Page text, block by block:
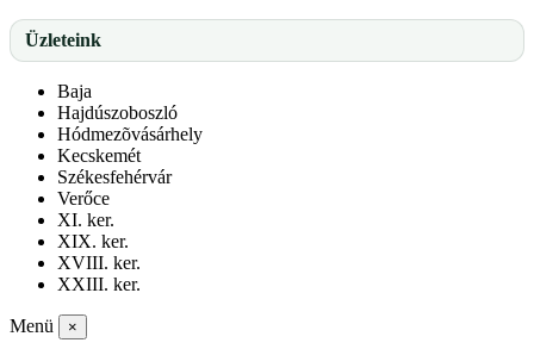
Üzleteink
Baja
Hajdúszoboszló
Hódmezõvásárhely
Kecskemét
Székesfehérvár
Verőce
XI. ker.
XIX. ker.
XVIII. ker.
XXIII. ker.
Menü ×